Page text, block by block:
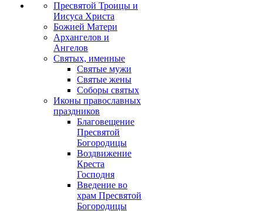
Пресвятой Троицы и
Иисуса Христа
Божией Матери
Архангелов и
Ангелов
Святых, именные
Святые мужи
Святые жены
Соборы святых
Иконы православных
праздников
Благовещение
Пресвятой
Богородицы
Воздвижение
Креста
Господня
Введение во
храм Пресвятой
Богородицы